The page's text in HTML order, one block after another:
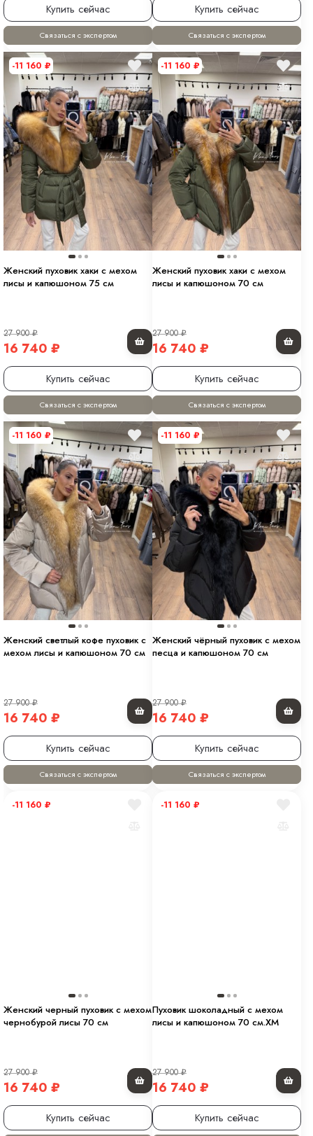
Купить сейчас
Связаться с экспертом
Купить сейчас
Связаться с экспертом
-11 160 ₽
Женский пуховик хаки с мехом
лисы и капюшоном 75 см
27 900₽
16 740 ₽
Купить сейчас
Связаться с экспертом
-11 160 ₽
Женский пуховик хаки с мехом
лисы и капюшоном 70 см
27 900₽
16 740 ₽
Купить сейчас
Связаться с экспертом
-11 160 ₽
Женский светлый кофе пуховик с
мехом лисы и капюшоном 70 см
27 900₽
16 740 ₽
Купить сейчас
Связаться с экспертом
-11 160 ₽
Женский чёрный пуховик с мехом
песца и капюшоном 70 см
27 900₽
16 740 ₽
Купить сейчас
Связаться с экспертом
-11 160 ₽
Женский черный пуховик с мехом
чернобурой лисы 70 см
27 900₽
16 740 ₽
Купить сейчас
-11 160 ₽
Пуховик шоколадный с мехом
лисы и капюшоном 70 см.ХМ
27 900₽
16 740 ₽
Купить сейчас